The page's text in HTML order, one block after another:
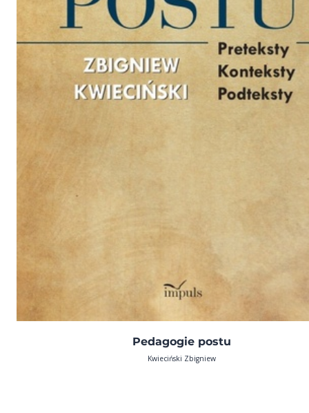
Pedagogie postu
Kwieciński Zbigniew